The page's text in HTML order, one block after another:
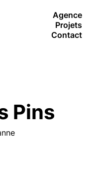
Agence
Projets
Contact
Pins